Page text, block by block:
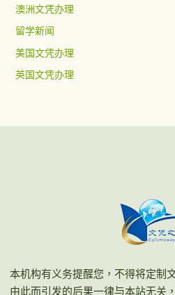
澳洲文凭办理
留学新闻
美国文凭办理
英国文凭办理
本机构有义务提醒您，不得将定制
由此而引发的后果一律与本站无关